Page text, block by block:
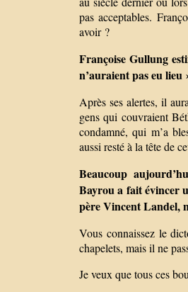
pas acceptables.
avoir ?
Françoise Gullung
n’auraient pas eu lieu
Après ses alertes, il
gens qui couvraient
condamné, qui m’a
aussi resté à la tête de
Beaucoup
Bayrou a fait évincer
père Vincent Landel,
Vous connaissez le
chapelets, mais il ne
Je veux que tous ces